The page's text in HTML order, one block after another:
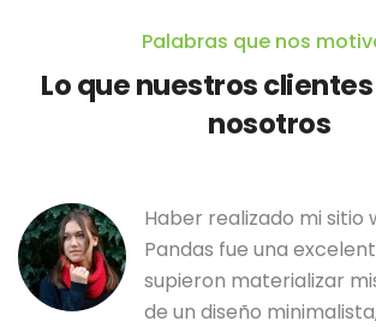
Palabras que nos
Lo que nuestros
nosotros
Haber realizado mi sitio
Pandas fue una
supieron materializar
de un diseño